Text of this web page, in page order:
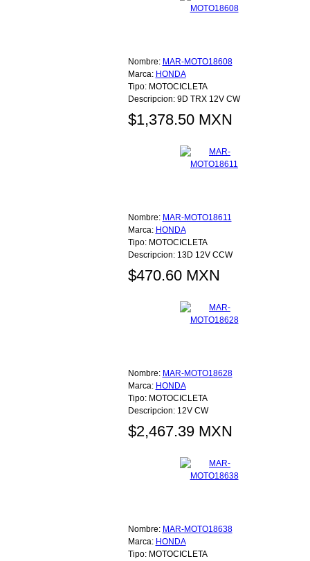
Nombre: MAR-MOTO18608
Marca: HONDA
Tipo: MOTOCICLETA
Descripcion: 9D TRX 12V CW
$1,378.50 MXN
Nombre: MAR-MOTO18611
Marca: HONDA
Tipo: MOTOCICLETA
Descripcion: 13D 12V CCW
$470.60 MXN
Nombre: MAR-MOTO18628
Marca: HONDA
Tipo: MOTOCICLETA
Descripcion: 12V CW
$2,467.39 MXN
Nombre: MAR-MOTO18638
Marca: HONDA
Tipo: MOTOCICLETA